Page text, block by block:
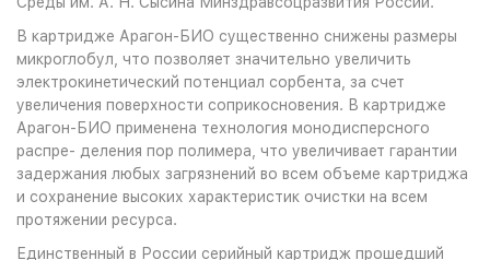
В картридже Арагон-БИО существенно снижены размеры
микроглобул, что позволяет значительно увеличить
электрокинетический потенциал сорбента, за счет
увеличения поверхности соприкосновения. В картридже
Арагон-БИО применена технология монодисперсного
распре- деления пор полимера, что увеличивает гарантии
задержания любых загрязнений во всем объеме картриджа
и сохранение высоких характеристик очистки на всем
протяжении ресурса.
Единственный в России серийный картридж прошедший